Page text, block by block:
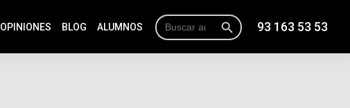
OPINIONES BLOG ALUMNOS 93 163 53 53
Buscar: Botón de búsqueda